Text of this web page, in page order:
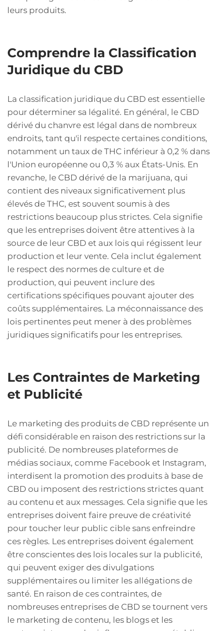
leurs produits.
Comprendre la Classification
Juridique du CBD
La classification juridique du CBD est essentielle
pour déterminer sa légalité. En général, le CBD
dérivé du chanvre est légal dans de nombreux
endroits, tant qu'il respecte certaines conditions,
notamment un taux de THC inférieur à 0,2 % dans
l'Union européenne ou 0,3 % aux États-Unis. En
revanche, le CBD dérivé de la marijuana, qui
contient des niveaux significativement plus
élevés de THC, est souvent soumis à des
restrictions beaucoup plus strictes. Cela signifie
que les entreprises doivent être attentives à la
source de leur CBD et aux lois qui régissent leur
production et leur vente. Cela inclut également
le respect des normes de culture et de
production, qui peuvent inclure des
certifications spécifiques pouvant ajouter des
coûts supplémentaires. La méconnaissance des
lois pertinentes peut mener à des problèmes
juridiques significatifs pour les entreprises.
Les Contraintes de Marketing
et Publicité
Le marketing des produits de CBD représente un
défi considérable en raison des restrictions sur la
publicité. De nombreuses plateformes de
médias sociaux, comme Facebook et Instagram,
interdisent la promotion des produits à base de
CBD ou imposent des restrictions strictes quant
au contenu et aux messages. Cela signifie que les
entreprises doivent faire preuve de créativité
pour toucher leur public cible sans enfreindre
ces règles. Les entreprises doivent également
être conscientes des lois locales sur la publicité,
qui peuvent exiger des divulgations
supplémentaires ou limiter les allégations de
santé. En raison de ces contraintes, de
nombreuses entreprises de CBD se tournent vers
le marketing de contenu, les blogs et les